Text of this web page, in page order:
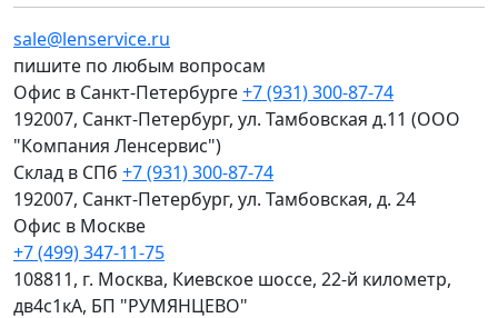
sale@lenservice.ru
пишите по любым вопросам
Офис в Санкт-Петербурге+7 (931) 300-87-74
192007, Санкт-Петербург, ул. Тамбовская д.11 (ООО
"Компания Ленсервис")
Склад в СПб +7 (931) 300-87-74
192007, Санкт-Петербург, ул. Тамбовская, д. 24
Офис в Москве
+7 (499) 347-11-75
108811, г. Москва, Киевское шоссе, 22-й километр,
дв4с1кА, БП "РУМЯНЦЕВО"